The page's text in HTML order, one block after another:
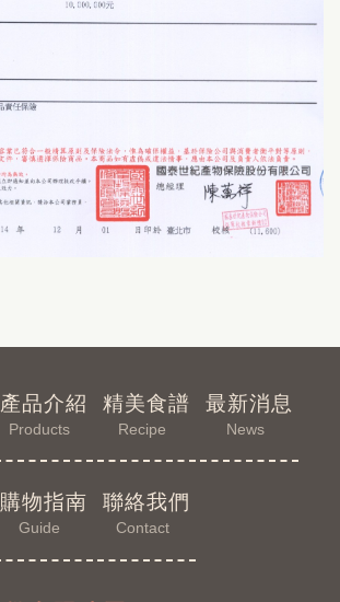
產品介紹
Products
精美食譜
Recipe
最新消息
News
購物指南
Guide
聯絡我們
Contact